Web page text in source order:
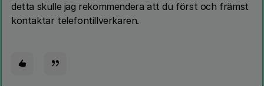
detta skulle jag rekommendera att du först och främst
kontaktar telefontillverkaren.